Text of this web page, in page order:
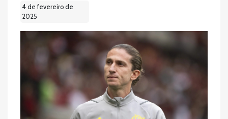
4 de fevereiro de
2025